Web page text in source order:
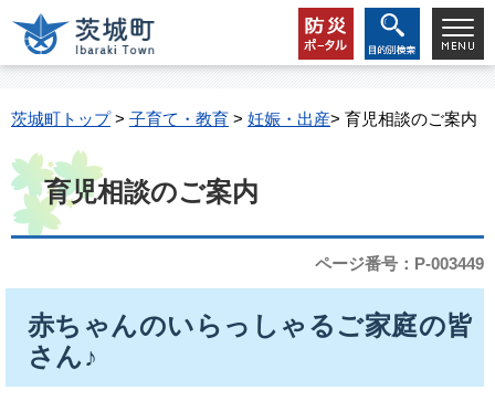
茨城町トップ> 子育て・教育 > 妊娠・出産> 育児相談のご案内
育児相談のご案内
ページ番号：P-003449
赤ちゃんのいらっしゃるご家庭の皆
さん♪